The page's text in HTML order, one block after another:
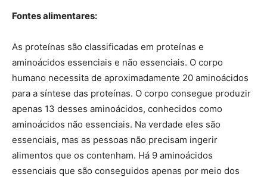
Fontes alimentares:
As proteínas são classificadas em proteínas e
aminoácidos essenciais e não essenciais. O corpo
humano necessita de aproximadamente 20 aminoácidos
para a síntese das proteínas. O corpo consegue produzir
apenas 13 desses aminoácidos, conhecidos como
aminoácidos não essenciais. Na verdade eles são
essenciais, mas as pessoas não precisam ingerir
alimentos que os contenham. Há 9 aminoácidos
essenciais que são conseguidos apenas por meio dos